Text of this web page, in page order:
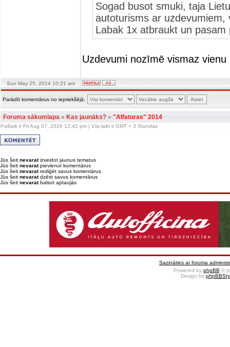
Sogad busot smuki, taja
autoturisms ar uzdevumiem,
Labak 1x atbraukt un pasam
Uzdevumi nozīmē vismaz
Sun May 25, 2014 10:21 am
Parādīt komentārus no iepriekšējā:
Foruma sākumlapa»Kas jaunāks?»"Alfaturas" 2014
Pašlaik ir Fri Aug 07, 2026 12:42 pm | Visi laiki ir GMT + 3 Stundas
Jūs šeit nevaratizveidot jaunus tematus
Jūs šeit nevaratpievienot komentārus
Jūs šeit nevaratrediģēt savus komentārus
Jūs šeit nevaratdzēst savus komentārus
Jūs šeit nevaratbalsot aptaujās
Sazināties ar foruma
Powered by phpBB ©
Design by